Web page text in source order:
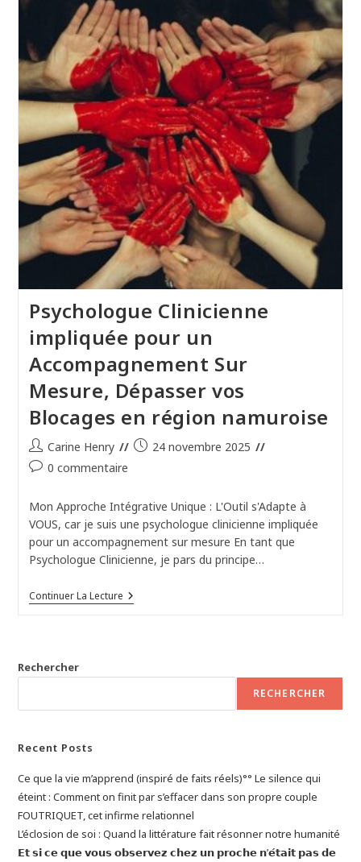
Psychologue Clinicienne
impliquée pour un
Accompagnement Sur
Mesure, Dépasser vos
Blocages en région namuroise
Auteur/autrice
de
Carine Henry
Publication
24 novembre 2025
Commentaires
la
publication :
0 commentaire
Mon Approche Intégrative Unique : L'Outil s'Adapte à
VOUS, car je suis une psychologue clinicienne impliquée
pour un accompagnement sur mesure En tant que
Psychologue Clinicienne, je pars du principe…
Continuer La LecturePsychologue
Clinicienne
Vos
Rechercher
RECHERCHER
Recent Posts
Ce que la vie m’apprend (inspiré de faits réels)°° Le silence qui
éteint : Comment on finit par s’effacer dans son propre couple
FOUTRIQUET, cet infirme relationnel
L’éclosion de soi : Quand la littérature fait résonner notre humanité
𝗘𝘁 𝘀𝗶 𝗰𝗲 𝗾𝘂𝗲 𝘃𝗼𝘂𝘀 𝗼𝗯𝘀𝗲𝗿𝘃𝗲𝘇 𝗰𝗵𝗲𝘇 𝘂𝗻 𝗽𝗿𝗼𝗰𝗵𝗲 𝗻’𝗲́𝘁𝗮𝗶𝘁 𝗽𝗮𝘀 𝗱𝗲